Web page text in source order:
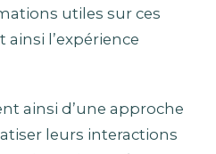
utiles sur ces
l’expérience
ainsi d’une approche
leurs interactions